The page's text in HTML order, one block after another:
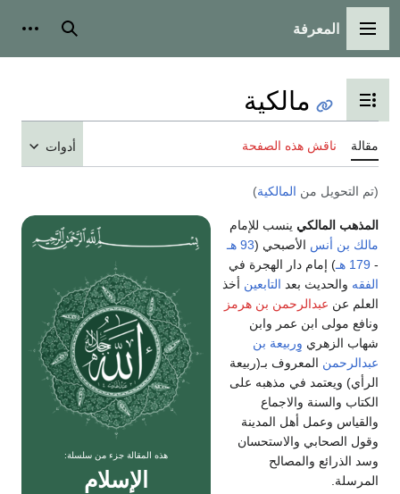
القائمة الرئيسية
المعرفة بحث
تبديل عرض جدول المحتويات
مالكية
مقالة ناقش هذه الصفحة أدوات
(تم التحويل من المالكية)
هذه المقالة جزء من سلسلة:
الإسلام
المذهب المالكي ينسب للإمام
مالك بن أنس الأصبحي (93 هـ
- 179 هـ
) إمام دار الهجرة في
الفقه والحديث بعد التابعين أخذ
العلم عن عبدالرحمن بن هرمز
ونافع مولى ابن عمر وابن
شهاب الزهري وِِربيعة بن
عبدالرحمن المعروف بـ(ربيعة
الرأي) ويعتمد في مذهبه على
الكتاب والسنة والاجماع
والقياس وعمل أهل المدينة
وقول الصحابي والاستحسان
وسد الذرائع والمصالح
المرسلة.